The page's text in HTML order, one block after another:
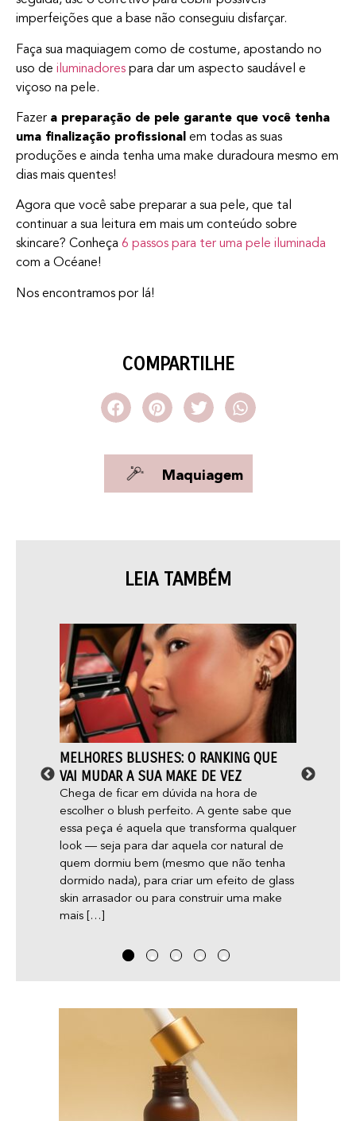
imperfeições que a base não conseguiu disfarçar.
Faça sua maquiagem como de costume, apostando no
uso de iluminadores para dar um aspecto saudável e
viçoso na pele.
Fazer a preparação de pele garante que você tenha
uma finalização profissional em todas as suas
produções e ainda tenha uma make duradoura mesmo em
dias mais quentes!
Agora que você sabe preparar a sua pele, que tal
continuar a sua leitura em mais um conteúdo sobre
skincare? Conheça 6 passos para ter uma pele iluminada
com a Océane!
Nos encontramos por lá!
COMPARTILHE
Maquiagem
LEIA TAMBÉM
MELHORES BLUSHES: O RANKING QUE
VAI MUDAR A SUA MAKE DE VEZ
Chega de ficar em dúvida na hora de
escolher o blush perfeito. A gente sabe que
essa peça é aquela que transforma qualquer
look — seja para dar aquela cor natural de
quem dormiu bem (mesmo que não tenha
dormido nada), para criar um efeito de glass
skin arrasador ou para construir uma make
mais […]